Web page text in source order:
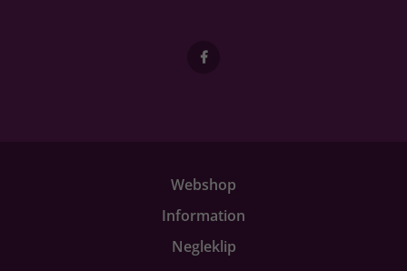
Webshop
Information
Negleklip